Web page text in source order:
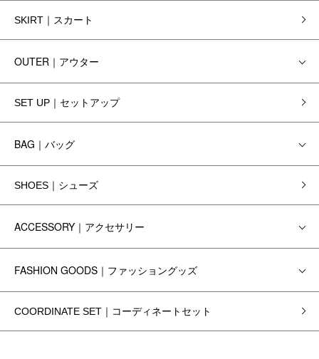
SKIRT｜スカート
OUTER｜アウター
SET UP｜セットアップ
BAG｜バッグ
SHOES｜シューズ
ACCESSORY｜アクセサリー
FASHION GOODS｜ファッショングッズ
COORDINATE SET｜コーディネートセット